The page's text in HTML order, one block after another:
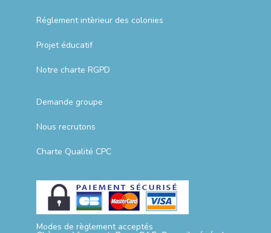
Réglement intèrieur des colonies
Projet éducatif
Notre charte RGPD
Demande groupe
Nous recrutons
Charte Qualité CPC
Modes de règlement acceptés